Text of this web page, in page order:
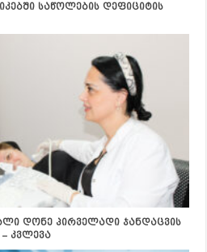
საწოლების დეფიციტის
დონე პირველადი ჯანდაცვის
კვლევა